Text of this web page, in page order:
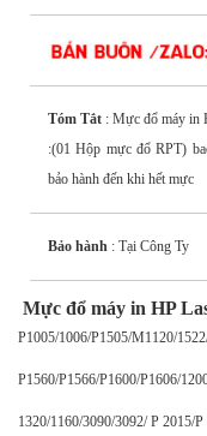
Tóm Tắt : Mực đổ máy in
:(01 Hộp mực đổ RPT)
bảo hành đến khi hết mực
Bảo hành : Tại Công Ty
Mực đổ máy in HP
P1005/1006/P1505/M1120/
P1560/P1566/P1600/P1606/
1320/1160/3090/3092/ P 2015/